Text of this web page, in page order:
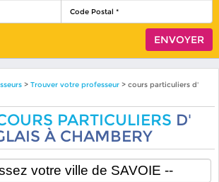
> Trouver votre professeur> cours particuliers d'
PARTICULIERS D'
À CHAMBERY